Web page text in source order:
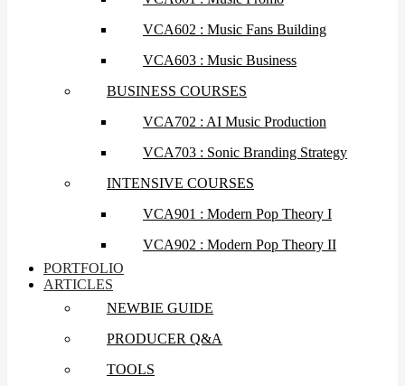
VCA602 : Music Fans Building
VCA603 : Music Business
BUSINESS COURSES
VCA702 : AI Music Production
VCA703 : Sonic Branding Strategy
INTENSIVE COURSES
VCA901 : Modern Pop Theory I
VCA902 : Modern Pop Theory II
PORTFOLIO
ARTICLES
NEWBIE GUIDE
PRODUCER Q&A
TOOLS